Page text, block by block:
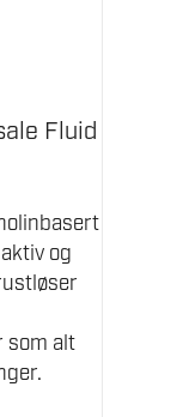
Fluid
og
som alt